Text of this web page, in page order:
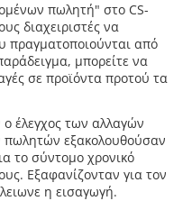
πωλητή" στο CS-
διαχειριστές να
πραγματοποιούνται από
μπορείτε να
σε προϊόντα προτού τα
έλεγχος των αλλαγών
πωλητών εξακολουθούσαν
το σύντομο χρονικό
Εξαφανίζονταν για τον
η εισαγωγή.